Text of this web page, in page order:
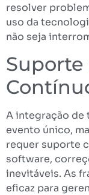
resolver
uso da
não seja
A integração de
evento único,
requer suporte
software,
inevitáveis. As
eficaz para